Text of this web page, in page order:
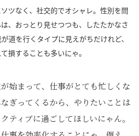
ツなく、社交的でオシャレ。性別を問
、おっとり見せつつも、したたかなさ
道を行くタイプに見えがちだけれど、
損することも多いにゃ。
始まって、仕事がとても忙しくな
ぎってくるから、やりたいことは
ティブに過ごしてほしいにゃん。